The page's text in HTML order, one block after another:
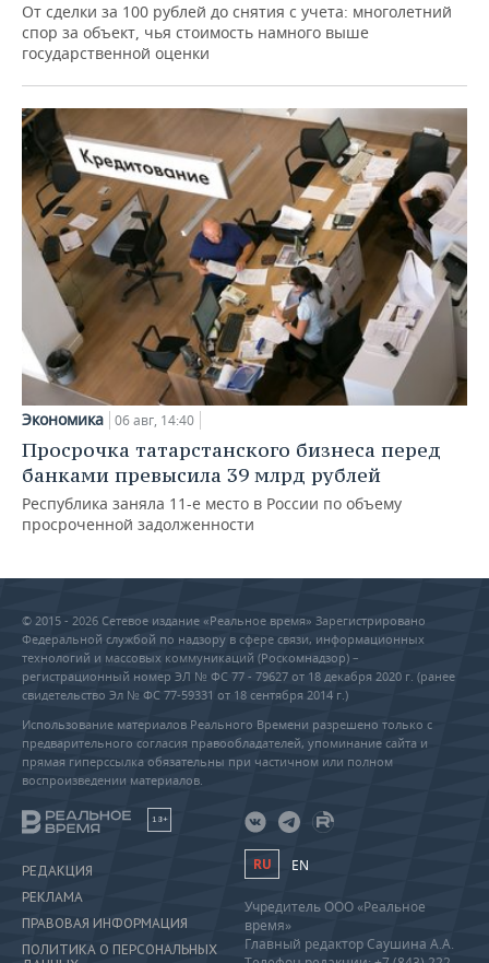
От сделки за 100 рублей до снятия с учета: многолетний
спор за объект, чья стоимость намного выше
государственной оценки
Экономика 06 авг, 14:40
Просрочка татарстанского бизнеса перед
банками превысила 39 млрд рублей
Республика заняла 11-е место в России по объему
просроченной задолженности
© 2015 - 2026 Сетевое издание «Реальное время» Зарегистрировано
Федеральной службой по надзору в сфере связи, информационных
технологий и массовых коммуникаций (Роскомнадзор) –
регистрационный номер ЭЛ № ФС 77 - 79627 от 18 декабря 2020 г. (ранее
свидетельство Эл № ФС 77-59331 от 18 сентября 2014 г.)
Использование материалов Реального Времени разрешено только с
предварительного согласия правообладателей, упоминание сайта и
прямая гиперссылка обязательны при частичном или полном
воспроизведении материалов.
18+
РЕДАКЦИЯ
РЕКЛАМА
ПРАВОВАЯ ИНФОРМАЦИЯ
ПОЛИТИКА О ПЕРСОНАЛЬНЫХ
RU EN
Учредитель ООО «Реальное
время»
Главный редактор Саушина А.А.